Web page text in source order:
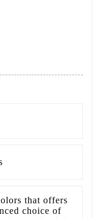
that offers
choice of